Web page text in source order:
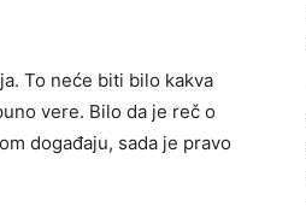
To neće biti bilo kakva
vere. Bilo da je reč o
događaju, sada je pravo